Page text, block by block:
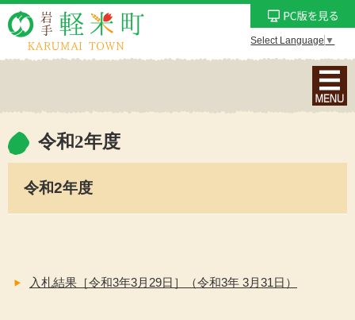
Select Language ▼
ナ
ビ
メ
令和2年度
令和2年度
入札結果［令和3年3月29日］（令和3年 3月31日）